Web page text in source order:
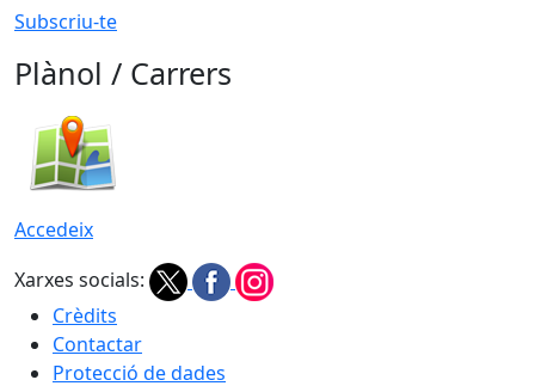
Subscriu-te
Plànol / Carrers
Accedeix
Xarxes socials:
Crèdits
Contactar
Protecció de dades